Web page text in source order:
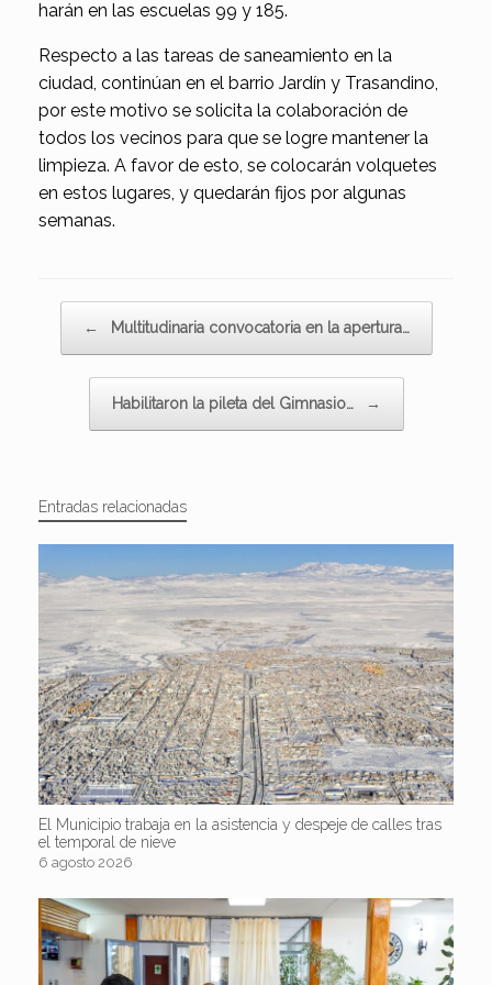
harán en las escuelas 99 y 185.
Respecto a las tareas de saneamiento en la
ciudad, continúan en el barrio Jardín y Trasandino,
por este motivo se solicita la colaboración de
todos los vecinos para que se logre mantener la
limpieza. A favor de esto, se colocarán volquetes
en estos lugares, y quedarán fijos por algunas
semanas.
← Multitudinaria convocatoria en la apertura…
Habilitaron la pileta del Gimnasio… →
Entradas relacionadas
El Municipio trabaja en la asistencia y despeje de calles tras
el temporal de nieve
6 agosto 2026